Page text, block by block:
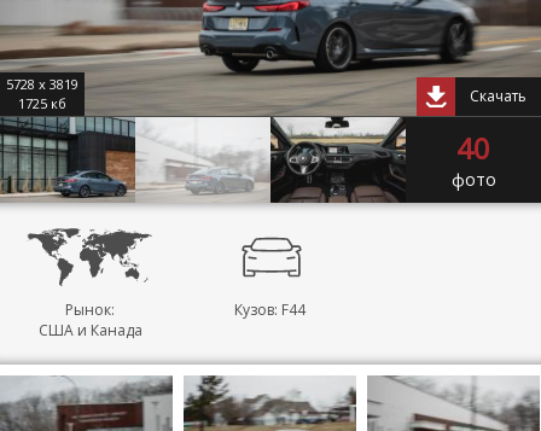
5728 x 3819
1725 кб
Скачать
40
фото
Рынок:
США и Канада
Кузов: F44